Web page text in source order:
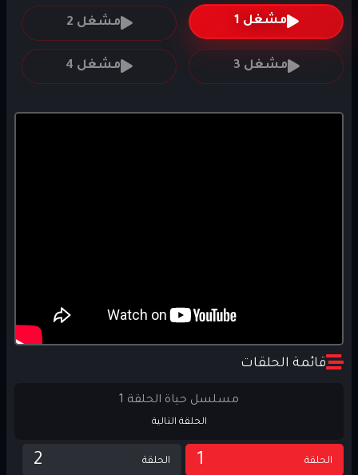
مشغل 1 مشغل 2
مشغل 3 مشغل 4
قائمة الحلقات
مسلسل حياة الحلقة 1
الحلقة التالية
الحلقة 1 الحلقة 2